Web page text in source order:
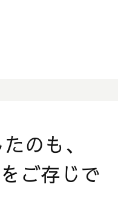
のも、
ご存じで